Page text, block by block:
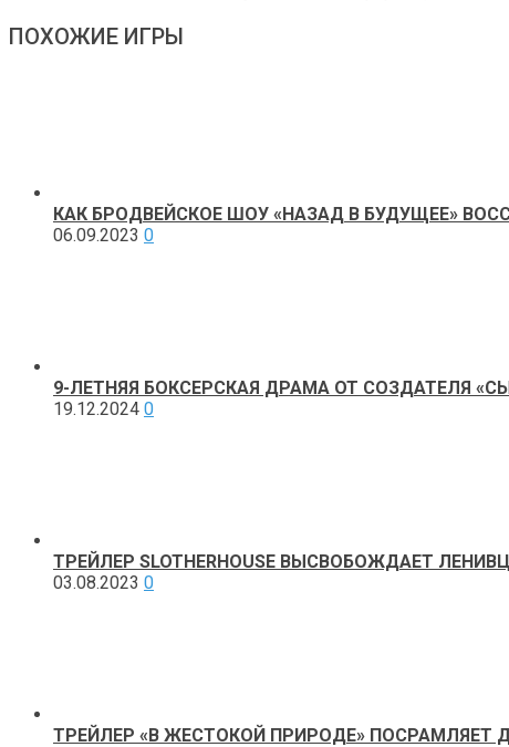
ПОХОЖИЕ ИГРЫ
КАК БРОДВЕЙСКОЕ ШОУ «НАЗАД В БУДУЩЕЕ»
06.09.2023 0
9-ЛЕТНЯЯ БОКСЕРСКАЯ ДРАМА ОТ СОЗДАТЕЛЯ
19.12.2024 0
ТРЕЙЛЕР SLOTHERHOUSE ВЫСВОБОЖДАЕТ
03.08.2023 0
ТРЕЙЛЕР «В ЖЕСТОКОЙ ПРИРОДЕ» ПОСРАМЛЯЕТ